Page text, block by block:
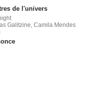
de l'univers
Galitzine, Camila Mendes